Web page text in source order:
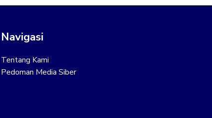
Navigasi
Tentang Kami
Pedoman Media Siber